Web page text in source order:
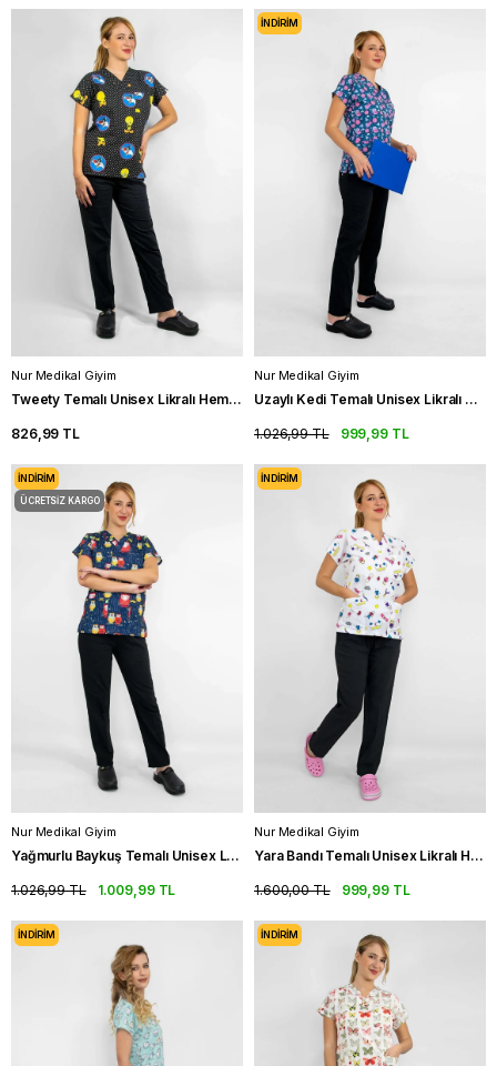
Nur Medikal Giyim
Tweety Temalı Unisex Likralı Hemşire Forması Takımı Doktor Scrubs
826,99 TL
Nur Medikal Giyim
Uzaylı Kedi Temalı Unisex Likralı Hemşire Forması Takımı Scrubs
999,99 TL
1.026,99 TL
İNDIRIM
Nur Medikal Giyim
Yağmurlu Baykuş Temalı Unisex Likralı Hemşire Forması Takımı Scrubs
1.009,99 TL
1.026,99 TL
İNDIRIM
ÜCRETSIZ KARGO
Nur Medikal Giyim
Yara Bandı Temalı Unisex Likralı Hemşire Üniforma Takımı Scrubs
999,99 TL
1.600,00 TL
İNDIRIM
İNDIRIM İNDIRIM